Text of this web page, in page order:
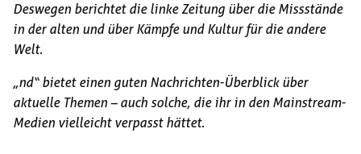
Deswegen berichtet die linke Zeitung über die Missstände
in der alten und über Kämpfe und Kultur für die andere
Welt.
„nd“ bietet einen guten Nachrichten-Überblick über
aktuelle Themen – auch solche, die ihr in den Mainstream-
Medien vielleicht verpasst hättet.